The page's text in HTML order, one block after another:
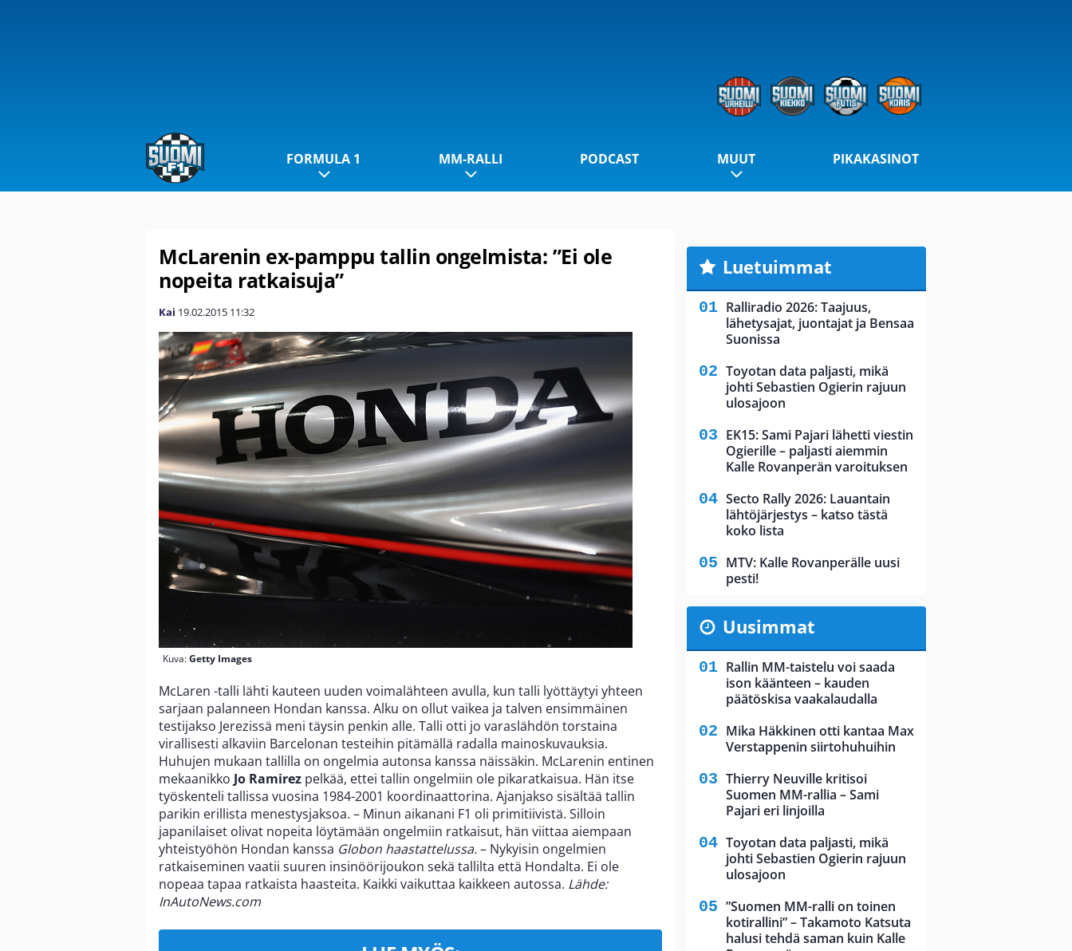
FORMULA 1 MM-RALLI PODCAST MUUT PIKAKASINOT
McLarenin ex-pamppu tallin ongelmista: ”Ei ole
nopeita ratkaisuja”
Kai 19.02.2015 11:32
Kuva:Getty Images
McLaren -talli lähti kauteen uuden voimalähteen avulla, kun talli lyöttäytyi yhteen
sarjaan palanneen Hondan kanssa. Alku on ollut vaikea ja talven ensimmäinen
testijakso Jerezissä meni täysin penkin alle. Talli otti jo varaslähdön torstaina
virallisesti alkaviin Barcelonan testeihin pitämällä radalla mainoskuvauksia.
Huhujen mukaan tallilla on ongelmia autonsa kanssa näissäkin. McLarenin entinen
mekaanikko Jo Ramirez pelkää, ettei tallin ongelmiin ole pikaratkaisua. Hän itse
työskenteli tallissa vuosina 1984-2001 koordinaattorina. Ajanjakso sisältää tallin
parikin erillista menestysjaksoa. – Minun aikanani F1 oli primitiivistä. Silloin
japanilaiset olivat nopeita löytämään ongelmiin ratkaisut, hän viittaa aiempaan
yhteistyöhön Hondan kanssa Globon haastattelussa.– Nykyisin ongelmien
ratkaiseminen vaatii suuren insinöörijoukon sekä tallilta että Hondalta. Ei ole
nopeaa tapaa ratkaista haasteita. Kaikki vaikuttaa kaikkeen autossa. Lähde:
InAutoNews.com
Luetuimmat
Ralliradio 2026: Taajuus,
lähetysajat, juontajat ja Bensaa
Suonissa
Toyotan data paljasti, mikä
johti Sebastien Ogierin rajuun
ulosajoon
EK15: Sami Pajari lähetti viestin
Ogierille – paljasti aiemmin
Kalle Rovanperän varoituksen
Secto Rally 2026: Lauantain
lähtöjärjestys – katso tästä
koko lista
MTV: Kalle Rovanperälle uusi
pesti!
Uusimmat
Rallin MM-taistelu voi saada
ison käänteen – kauden
päätöskisa vaakalaudalla
Mika Häkkinen otti kantaa Max
Verstappenin siirtohuhuihin
Thierry Neuville kritisoi
Suomen MM-rallia – Sami
Pajari eri linjoilla
Toyotan data paljasti, mikä
johti Sebastien Ogierin rajuun
ulosajoon
”Suomen MM-ralli on toinen
kotirallini” – Takamoto Katsuta
halusi tehdä saman kuin Kalle